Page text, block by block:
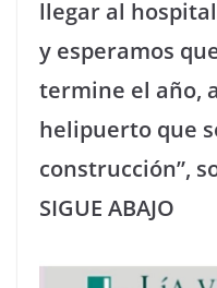
llegar al
y esperamos
termine el año,
helipuerto que
construcción”,
SIGUE ABAJO